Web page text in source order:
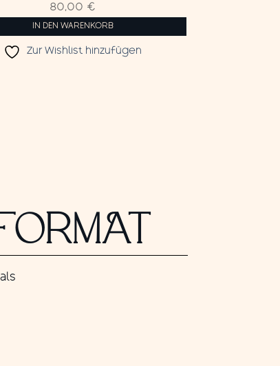
80,00 €
IN DEN WARENKORB
Zur Wishlist hinzufügen